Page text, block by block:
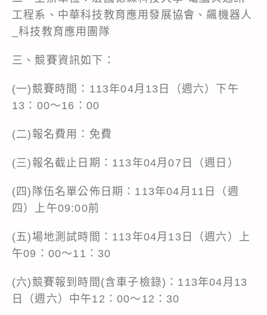
工程系、中華科技教育應用發展協會、飆機器人
_科技教育應用團隊
三、競賽資訊如下：
(一)競賽時間：113年04月13日（週六）下午
13：00～16：00
(二)報名費用：免費
(三)報名截止日期：113年04月07日（週日）
(四)隊伍名單公佈日期：113年04月11日（週
四）上午09:00前
(五)場地測試時間：113年04月13日（週六）上
午09：00～11：30
(六)競賽報到時間(含車子檢錄)：113年04月13
日（週六）中午12：00～12：30